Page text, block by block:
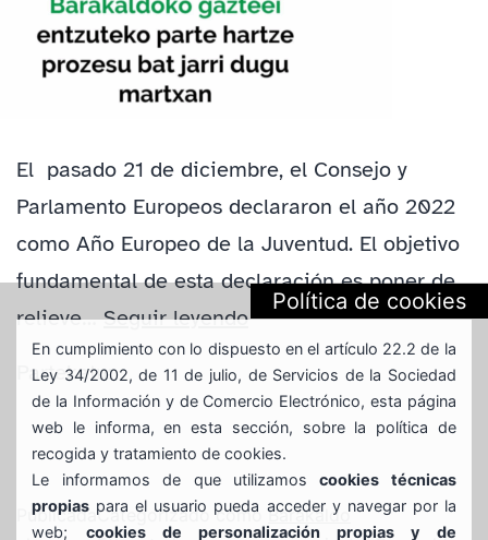
El pasado 21 de diciembre, el Consejo y
Parlamento Europeos declararon el año 2022
como Año Europeo de la Juventud. El objetivo
fundamental de esta declaración es poner de
relieve…Seguir leyendoDIÁLOGO
CON
LOS/AS
JÓVENES
GAZTEON
BARAKALDO
Partekatu:
Publicada Categorizado comoBarakaldo
Política de cookies
En cumplimiento con lo dispuesto en el artículo 22.2 de la
Ley 34/2002, de 11 de julio, de Servicios de la Sociedad
de la Información y de Comercio Electrónico, esta página
web le informa, en esta sección, sobre la política de
recogida y tratamiento de cookies.
Le informamos de que utilizamoscookies técnicas
propias para el usuario pueda acceder y navegar por la
web; cookies de personalización propias y de